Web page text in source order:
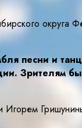
округа
песни и
Зрителям